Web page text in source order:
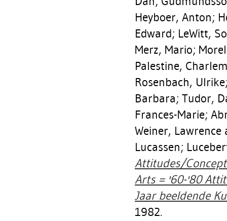
Heyboer, Anton;
Edward; LeWitt,
Merz, Mario;
Palestine,
Rosenbach, Ulrike
Barbara; Tudor,
Frances-Marie;
Weiner, Lawrence
Lucassen;
Attitudes/
Arts = '60-'80
Jaar beeldende
1982.